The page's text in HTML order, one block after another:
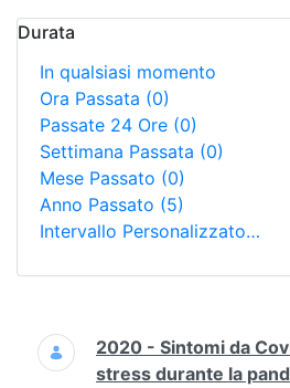
Durata
In qualsiasi momento
Ora Passata (0)
Passate 24 Ore (0)
Settimana Passata (0)
Mese Passato (0)
Anno Passato (5)
Intervallo Personalizzato…
Ricerca
2020 - Sintomi da
stress durante la